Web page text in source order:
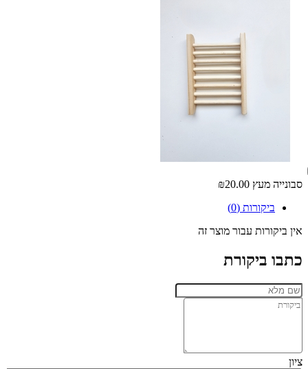
סבונייה מעץ ₪20.00
ביקורות (0)
אין ביקורות עבור מוצר זה
כתבו ביקורת
ציון